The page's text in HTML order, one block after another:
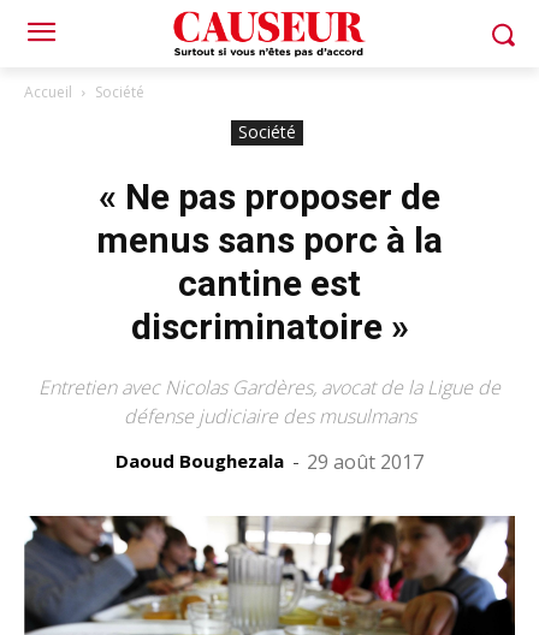
Accueil Société
Société
« Ne pas proposer de
menus sans porc à la
cantine est
discriminatoire »
Entretien avec Nicolas Gardères, avocat de la Ligue de
défense judiciaire des musulmans
Daoud Boughezala - 29 août 2017